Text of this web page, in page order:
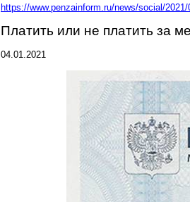
https://www.penzainform.ru/news/social/
Платить или не платить за
04.01.2021